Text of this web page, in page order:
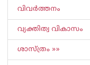
വിവര്‍ത്തനം
വ്യക്തിത്വ വികാസം
ശാസ്ത്രം »»